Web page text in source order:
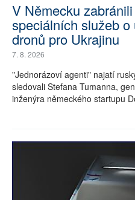
V Německu
speciálních služeb
dronů pro Ukrajinu
7. 8. 2026
"Jednorázoví agenti" najatí
sledovali Stefana Tumanna,
inženýra německého startupu